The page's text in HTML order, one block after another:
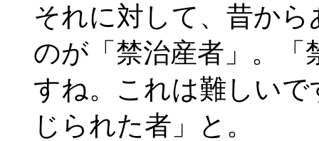
それに対して、昔か
のが「禁治産者」。
すね。これは難しい
じられた者」と。